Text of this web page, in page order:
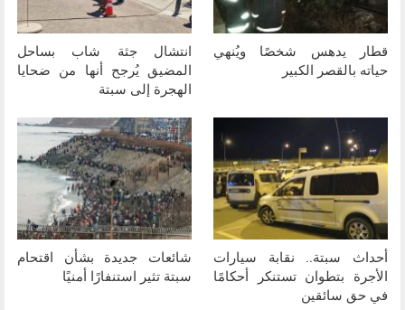
قطار يدهس شخصًا ويُنهي
حياته بالقصر الكبير
انتشال جثة شاب بساحل
المضيق يُرجح أنها من ضحايا
الهجرة إلى سبتة
أحداث سبتة.. نقابة سيارات
الأجرة بتطوان تستنكر أحكامًا
في حق سائقين
شائعات جديدة بشأن اقتحام
سبتة تثير استنفارًا أمنيًا